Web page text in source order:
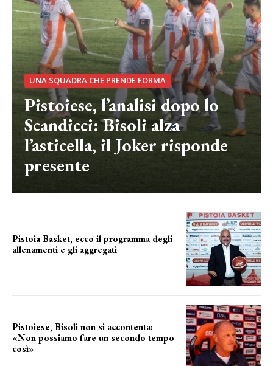
UNA SQUADRA CHE PRENDE FORMA
Pistoiese, l’analisi dopo lo
Scandicci: Bisoli alza
l’asticella, il Joker risponde
presente
Pistoia Basket, ecco il programma degli
allenamenti e gli aggregati
Pistoiese, Bisoli non si accontenta:
«Non possiamo fare un secondo tempo
così»